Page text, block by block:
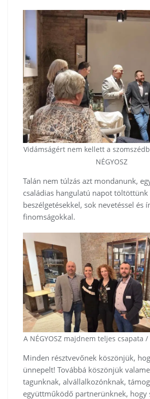
Vidámságért nem kellett a
NÉGYOSZ
Talán nem túlzás azt mondanunk,
családias hangulatú napot
beszélgetésekkel, sok nevetéssel és
finomságokkal.
A NÉGYOSZ majdnem teljes csapata /
Minden résztvevőnek köszönjük,
ünnepelt! Továbbá köszönjük
tagunknak, alvállalkozónknak,
együttműködő partnerünknek, hogy